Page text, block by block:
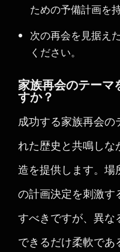
ための予備計画を
次の再会を見据え
ください。
家族再会のテーマ
すか？
成功する家族再会の
れた歴史と共鳴しな
造を提供します。場
の計画決定を刺激す
すべきですが、異な
できるだけ柔軟であ